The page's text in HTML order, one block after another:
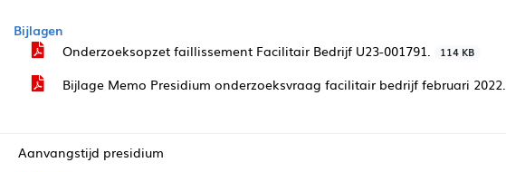
Bijlagen
Onderzoeksopzet faillissement Facilitair Bedrijf U23-001791.
114 KB
Bijlage Memo Presidium onderzoeksvraag facilitair bedrijf februari 2022.
Aanvangstijd presidium